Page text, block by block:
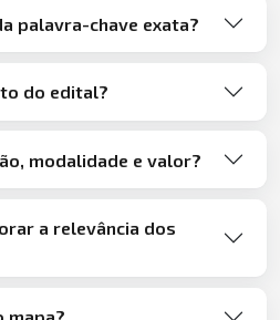
palavra-chave exata?
do edital?
modalidade e valor?
a relevância dos